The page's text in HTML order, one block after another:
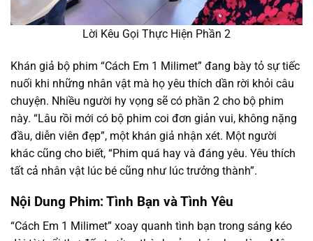
Lời Kêu Gọi Thực Hiện Phần 2
Khán giả bộ phim “Cách Em 1 Milimet” đang bày tỏ sự tiếc
nuối khi những nhân vật mà họ yêu thích dần rời khỏi câu
chuyện. Nhiều người hy vọng sẽ có phần 2 cho bộ phim
này. “Lâu rồi mới có bộ phim coi đơn giản vui, không nặng
đầu, diễn viên đẹp”, một khán giả nhận xét. Một người
khác cũng cho biết, “Phim quá hay và đáng yêu. Yêu thích
tất cả nhân vật lúc bé cũng như lúc trưởng thành”.
Nội Dung Phim: Tình Bạn và Tình Yêu
“Cách Em 1 Milimet” xoay quanh tình bạn trong sáng kéo